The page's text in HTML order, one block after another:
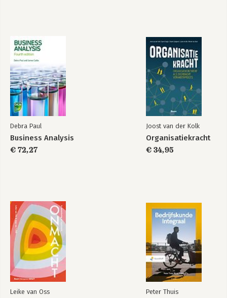
sturen op getallen naar het luisteren
naar mensen. Hij verdiepte zich in
leiderschap, samenwerking en de
kracht van verhalen. De kernles die hij
hieruit trok: vitaliteit is geen luxe, maar
een harde voorwaarde voor duurzame
prestaties én menselijkheid in
Debra Paul
Business Analysis
€ 72,27
Joost van der Kolk
Organisatiekracht
€ 34,95
Leike van Oss Peter Thuis